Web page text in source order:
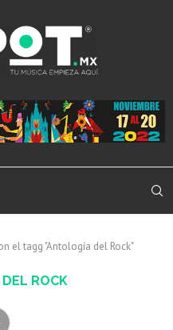
el tagg "Antología del Rock"
ROCK